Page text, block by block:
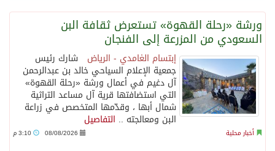
وزارة الحج والعمرة تعلن بدء وصول ضيوف الرحمن إلى المملكة لأداء فريضة الحج
المملكة تؤكد أهمية استمرارية العمليات التشغيلية البحرية وضمان حماية إمدادات الطاقة وسلاسل الإمداد
المحكمة العليا غدٍ الخميس هو المكمل لشهر رمضان
ورشة «رحلة القهوة» تستعرض ثقافة البن
السعودي من المزرعة إلى الفنجان
إبتسام الغامدي - الرياض شارك رئيس
جمعية الإعلام السياحي خالد بن عبدالرحمن
آل دغيم في أعمال ورشة «رحلة القهوة»
التي استضافتها قرية آل مساعد التراثية
شمال أبها ، وقدّمها المتخصص في زراعة
البن ومعالجته .. التفاصيل
أخبار محلية 08/08/2026